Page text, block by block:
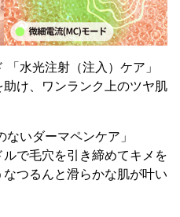
水光注射（注入）ケア」
け、ワンランク上のツヤ肌
いダーマペンケア」
で毛穴を引き締めてキメを
つるんと滑らかな肌が叶い